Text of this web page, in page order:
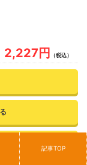
2,227円 （税込）
記事TOP